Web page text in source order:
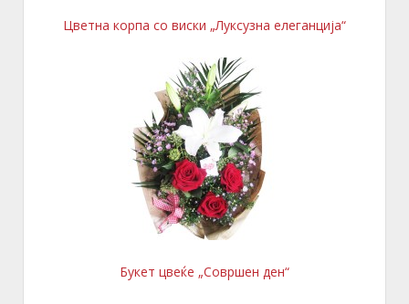
Цветна корпа со виски „Луксузна елеганција“
Букет цвеќе „Совршен ден“